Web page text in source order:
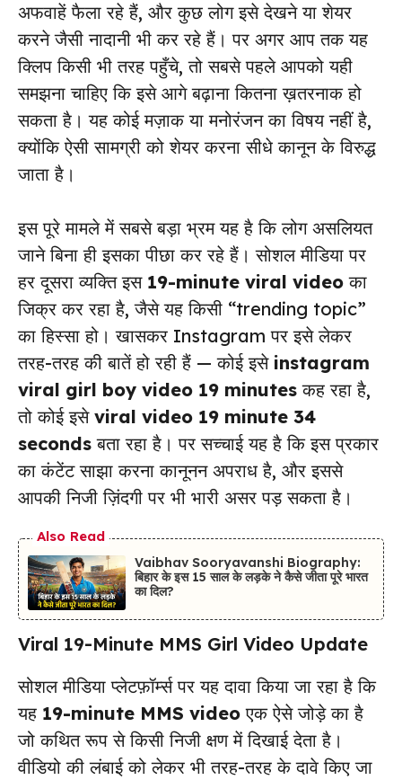
अफवाहें फैला रहे हैं, और कुछ लोग इसे देखने या शेयर
करने जैसी नादानी भी कर रहे हैं। पर अगर आप तक यह
क्लिप किसी भी तरह पहुँचे, तो सबसे पहले आपको यही
समझना चाहिए कि इसे आगे बढ़ाना कितना ख़तरनाक हो
सकता है। यह कोई मज़ाक या मनोरंजन का विषय नहीं है,
क्योंकि ऐसी सामग्री को शेयर करना सीधे कानून के विरुद्ध
जाता है।
इस पूरे मामले में सबसे बड़ा भ्रम यह है कि लोग असलियत
जाने बिना ही इसका पीछा कर रहे हैं। सोशल मीडिया पर
हर दूसरा व्यक्ति इस 19-minute viral video का
जिक्र कर रहा है, जैसे यह किसी “trending topic”
का हिस्सा हो। खासकर Instagram पर इसे लेकर
तरह-तरह की बातें हो रही हैं — कोई इसे instagram
viral girl boy video 19 minutes कह रहा है,
तो कोई इसे viral video 19 minute 34
seconds बता रहा है। पर सच्चाई यह है कि इस प्रकार
का कंटेंट साझा करना कानूनन अपराध है, और इससे
आपकी निजी ज़िंदगी पर भी भारी असर पड़ सकता है।
Also Read
Vaibhav Sooryavanshi Biography:
बिहार के इस 15 साल के लड़के ने कैसे जीता पूरे भारत
का दिल?
Viral 19-Minute MMS Girl Video Update
सोशल मीडिया प्लेटफ़ॉर्म्स पर यह दावा किया जा रहा है कि
यह 19-minute MMS video एक ऐसे जोड़े का है
जो कथित रूप से किसी निजी क्षण में दिखाई देता है।
वीडियो की लंबाई को लेकर भी तरह-तरह के दावे किए जा